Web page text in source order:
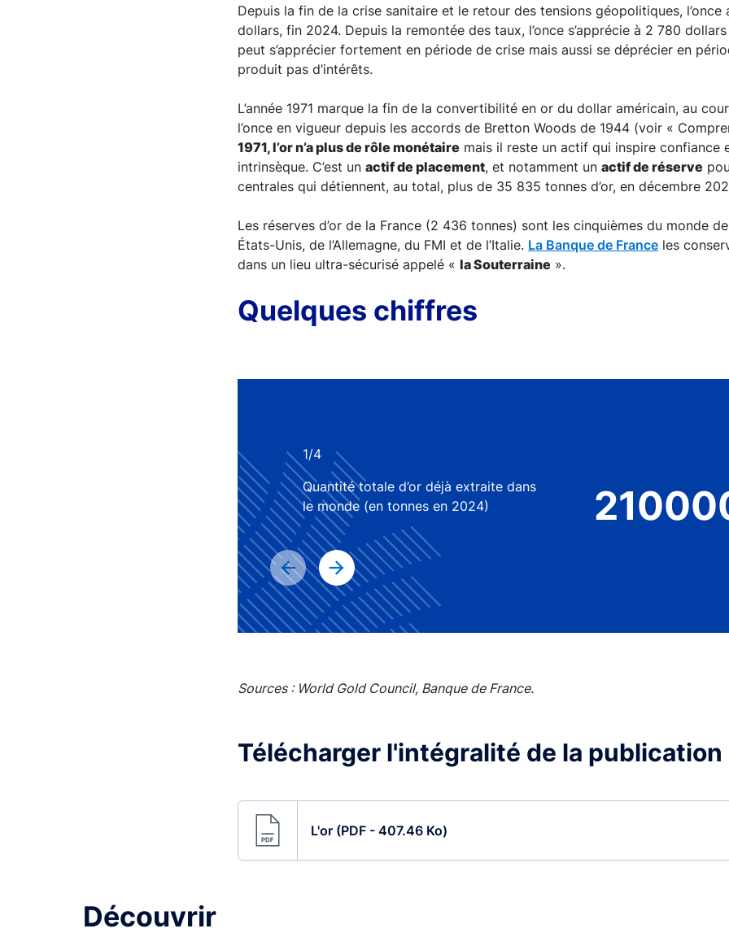
Depuis la fin de la crise sanitaire et le retour des tensions géopolitiques,
dollars, fin 2024. Depuis la remontée des taux, l’once s’apprécie à 2 780 dollars
peut s’apprécier fortement en période de crise mais aussi se déprécier en
produit pas d’intérêts.
L’année 1971 marque la fin de la convertibilité en or du dollar américain, au
l’once en vigueur depuis les accords de Bretton Woods de 1944 (voir «
1971, l’or n’a plus de rôle monétaire mais il reste un actif qui inspire confiance
intrinsèque. C’est un actif de placement, et notamment un actif de réserve
centrales qui détiennent, au total, plus de 35 835 tonnes d’or, en décembre
Les réserves d’or de la France (2 436 tonnes) sont les cinquièmes du monde
États-Unis, de l’Allemagne, du FMI et de l’Italie. La Banque de France les
dans un lieu ultra-sécurisé appelé « la Souterraine ».
Quelques chiffres
1/4
Quantité totale d’or déjà extraite dans
le monde (en tonnes en 2024)
Sources : World Gold Council, Banque de France.
Télécharger l'intégralité de la publication
L'or (PDF - 407.46 Ko)
Découvrir